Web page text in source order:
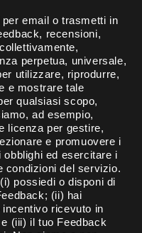
email o trasmetti in
recensioni,
perpetua, universale,
utilizzare, riprodurre,
e mostrare tale
qualsiasi scopo,
ad esempio,
licenza per gestire,
e promuovere i
ed esercitare i
condizioni del servizio.
possiedi o disponi di
(ii) hai
ricevuto in
(iii) il tuo Feedback